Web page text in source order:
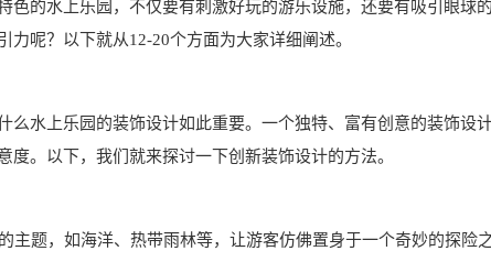
色的水上乐园，不仅要有刺激好玩的游乐设施，还要有吸引眼球
呢？以下就从12-20个方面为大家详细阐述。
么水上乐园的装饰设计如此重要。一个独特、富有创意的装饰设
。以下，我们就来探讨一下创新装饰设计的方法。
主题，如海洋、热带雨林等，让游客仿佛置身于一个奇妙的探险之